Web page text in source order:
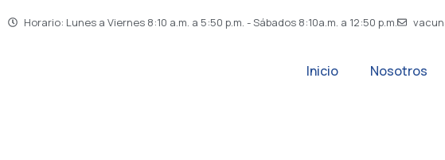
Horario: Lunes a Viernes 8:10 a.m. a 5:50 p.m. - Sábados 8:10a.m. a 12:50 p.m.
Inicio Nosotros